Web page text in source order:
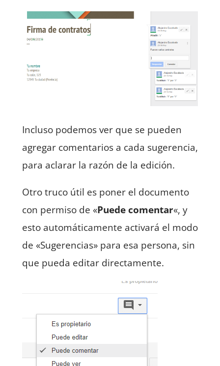
Incluso podemos ver que se pueden
agregar comentarios a cada sugerencia,
para aclarar la razón de la edición.
Otro truco útil es poner el documento
con permiso de «Puede comentar«, y
esto automáticamente activará el modo
de «Sugerencias» para esa persona, sin
que pueda editar directamente.